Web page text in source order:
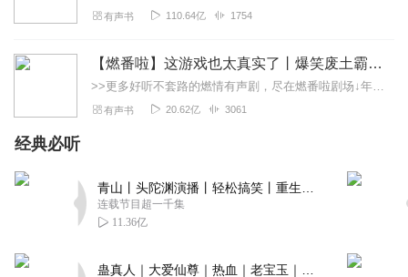
听友129941800
2023-09-30 10
Du1950
很好听。很喜欢，次后还喜欢听这样的作品。
刘永远前进
小说最大的漏洞就是没有搞清楚小宝的来历，就让他进入重
有声书 110.64亿 1754
【燃番啦】这游戏也太真实了丨爆笑废土霸榜神作丨紫襟剧社制作
>>更多好听不套路的燃情有声剧，尽在燃番啦剧场↓年度重磅推荐本专辑为VIP免费专辑每天上午10点5集更新，订阅可以听到最新内容哦！每周抽一个专辑五星优质评论送...
有声书 20.62亿 3061
经典必听
连载节目超一千集
11.36亿